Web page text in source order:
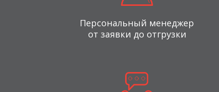
Персональный менеджер
от заявки до отгрузки